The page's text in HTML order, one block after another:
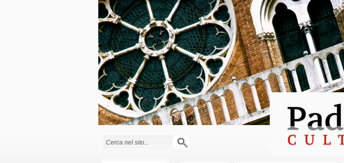
Salta al
contenuto
principale
Form di ricerca